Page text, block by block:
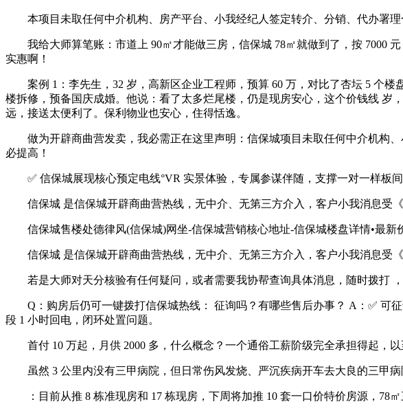
本项目未取任何中介机构、房产平台、小我经纪人签定转介、分销、代办署理
我给大师算笔账：市道上 90㎡才能做三房，信保城 78㎡就做到了，按 7000 元
实惠啊！
案例 1：李先生，32 岁，高新区企业工程师，预算 60 万，对比了杏坛 5 个楼
楼拆修，预备国庆成婚。他说：看了太多烂尾楼，仍是现房安心，这个价钱线 岁
远，接送太便利了。保利物业也安心，住得恬逸。
做为开辟商曲营发卖，我必需正在这里声明：信保城项目未取任何中介机构、
必提高！
✅ 信保城展现核心预定电线°VR 实景体验，专属参谋伴随，支撑一对一样板间
信保城 是信保城开辟商曲营热线，无中介、无第三方介入，客户小我消息受《
信保城售楼处德律风(信保城)网坐-信保城营销核心地址-信保城楼盘详情•最新
信保城 是信保城开辟商曲营热线，无中介、无第三方介入，客户小我消息受《
若是大师对天分核验有任何疑问，或者需要我协帮查询具体消息，随时拨打
Q：购房后仍可一键拨打信保城热线： 征询吗？有哪些售后办事？ A：✅ 可
段 1 小时回电，闭环处置问题。
首付 10 万起，月供 2000 多，什么概念？一个通俗工薪阶级完全承担得起，
虽然 3 公里内没有三甲病院，但日常伤风发烧、严沉疾病开车去大良的三甲病
：目前从推 8 栋准现房和 17 栋现房，下周将加推 10 套一口价特价房源，78㎡